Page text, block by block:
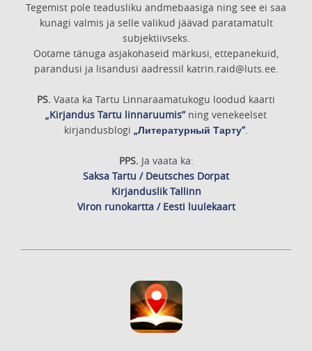
Tegemist pole teadusliku andmebaasiga ning see ei saa
kunagi valmis ja selle valikud jäävad paratamatult
subjektiivseks.
Ootame tänuga asjakohaseid märkusi, ettepanekuid,
parandusi ja lisandusi aadressil katrin.raid@luts.ee.
PS. Vaata ka Tartu Linnaraamatukogu loodud kaarti
„Kirjandus Tartu linnaruumis”ning venekeelset
kirjandusblogi „Литературный Тарту”.
PPS. Ja vaata ka:
Saksa Tartu / Deutsches Dorpat
Kirjanduslik Tallinn
Viron runokartta / Eesti luulekaart